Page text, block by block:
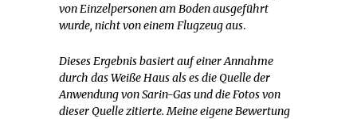
von Einzelpersonen am Boden ausgeführt
wurde, nicht von einem Flugzeug aus.
Dieses Ergebnis basiert auf einer Annahme
durch das Weiße Haus als es die Quelle der
Anwendung von Sarin-Gas und die Fotos von
dieser Quelle zitierte.Meine eigene Bewertung